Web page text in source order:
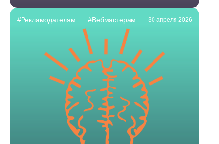
#Рекламодателям #Вебмастерам 30 апреля 2026